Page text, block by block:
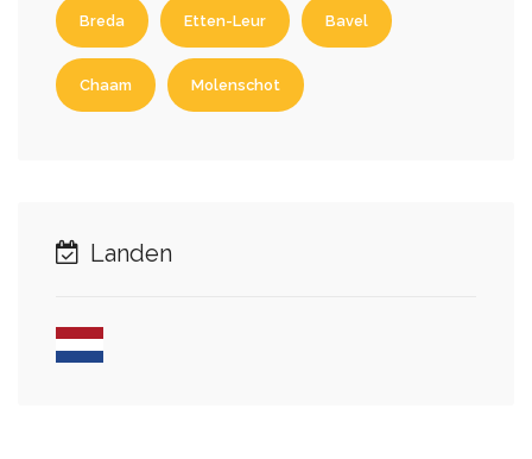
Breda Etten-Leur Bavel
Chaam Molenschot
Landen